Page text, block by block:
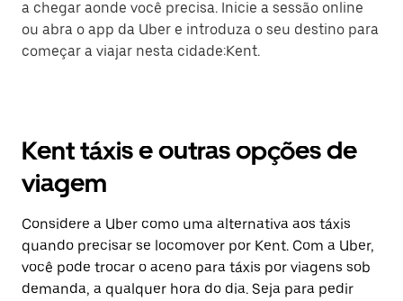
a chegar aonde você precisa. Inicie a sessão online
ou abra o app da Uber e introduza o seu destino para
começar a viajar nesta cidade:Kent.
Kent táxis e outras opções de
viagem
Considere a Uber como uma alternativa aos táxis
quando precisar se locomover por Kent. Com a Uber,
você pode trocar o aceno para táxis por viagens sob
demanda, a qualquer hora do dia. Seja para pedir